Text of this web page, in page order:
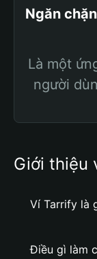
Ngăn
Là một
người
Giới thiệu
Ví Tarrify là
Điều gì làm